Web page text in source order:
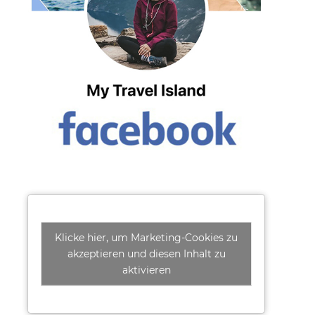
Klicke hier, um Marketing-Cookies zu
akzeptieren und diesen Inhalt zu
aktivieren